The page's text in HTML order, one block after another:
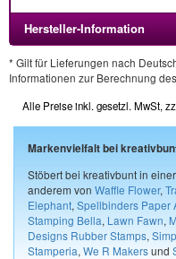
Hersteller-Information
* Gilt für Lieferungen nach
Informationen zur Berechnung
Alle Preise inkl. gesetzl. MwSt,
Markenvielfalt bei
Stöbert bei kreativbunt in
anderem von Waffle Flower,
Elephant, Spellbinders Paper
Stamping Bella, Lawn Fawn,
Designs Rubber Stamps,
Stamperia, We R Makersund